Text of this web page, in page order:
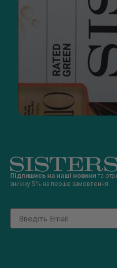
Підпишись на наші новини та
знижку 5% на перше замовлення
Email